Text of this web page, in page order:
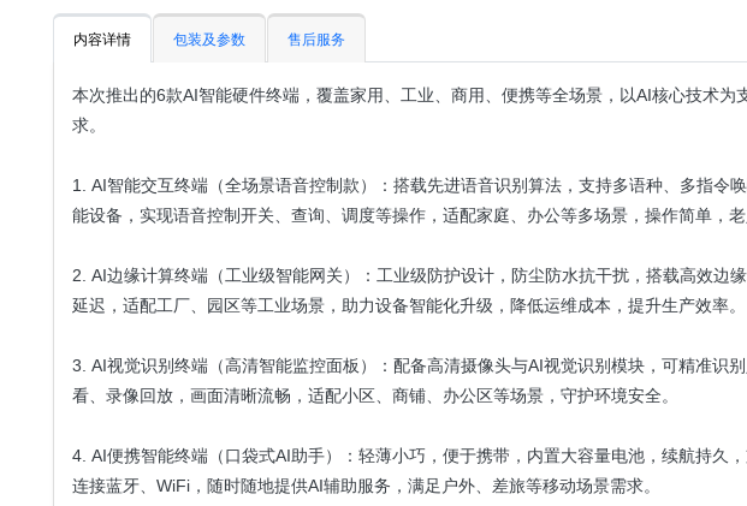
内容详情 包装及参数 售后服务
本次推出的6款AI智能硬件终端，覆盖家用、工业、商用、便携等全场景，以AI核心技术
求。
1. AI智能交互终端（全场景语音控制款）：搭载先进语音识别算法，支持多语种、多指令
能设备，实现语音控制开关、查询、调度等操作，适配家庭、办公等多场景，操作简单，老
2. AI边缘计算终端（工业级智能网关）：工业级防护设计，防尘防水抗干扰，搭载高效边
延迟，适配工厂、园区等工业场景，助力设备智能化升级，降低运维成本，提升生产效率。
3. AI视觉识别终端（高清智能监控面板）：配备高清摄像头与AI视觉识别模块，可精准识
看、录像回放，画面清晰流畅，适配小区、商铺、办公区等场景，守护环境安全。
4. AI便携智能终端（口袋式AI助手）：轻薄小巧，便于携带，内置大容量电池，续航持久
连接蓝牙、WiFi，随时随地提供AI辅助服务，满足户外、差旅等移动场景需求。